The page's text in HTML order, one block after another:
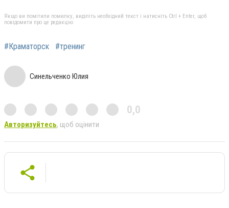
Якщо ви помітили помилку, виділіть необхідний текст і натисніть Ctrl + Enter, щоб
повідомити про це редакцію
#Краматорск #тренинг
Синельченко Юлия
0,0
Авторизуйтесь, щоб оцінити